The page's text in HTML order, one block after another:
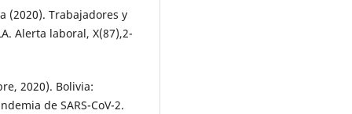
(2020). Trabajadores y
Alerta laboral, X(87),2-
2020). Bolivia:
de SARS-CoV-2.